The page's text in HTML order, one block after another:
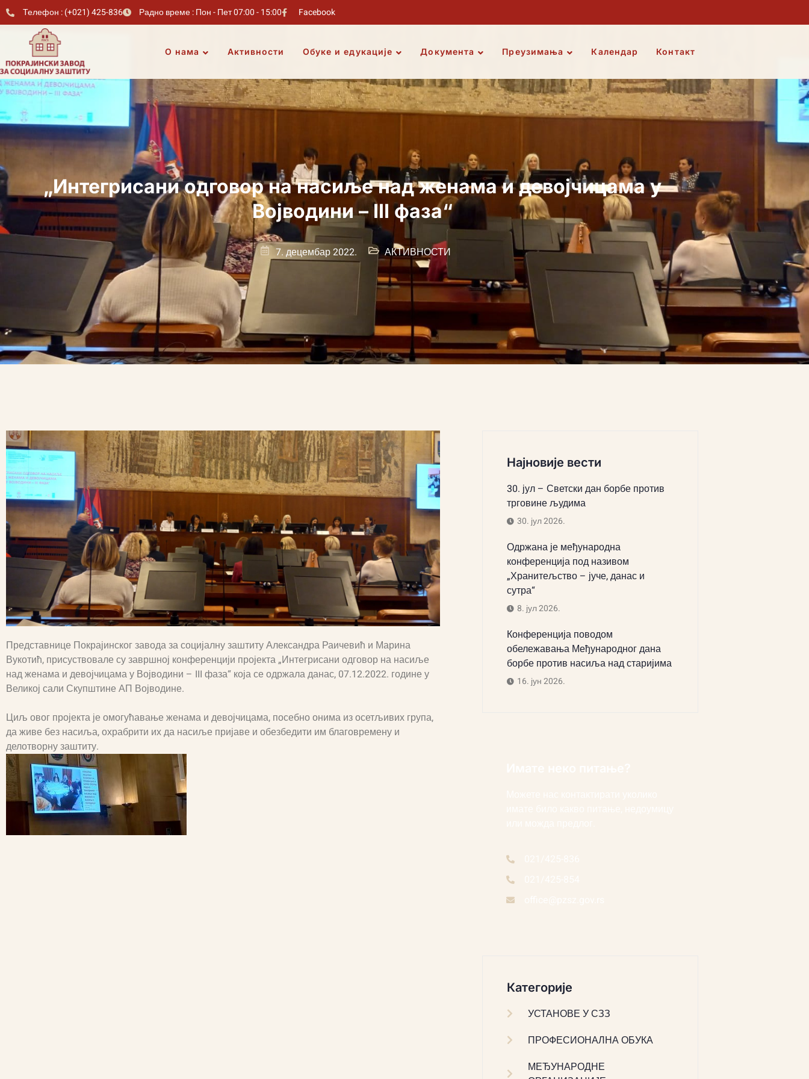
Телефон : (+021) 425-836 Радно време : Пон - Пет 07:00 - 15:00 Facebook
О нама Активности Обуке и едукације Документа Преузимања Календар Контакт
„Интегрисани одговор на насиље над женама и девојчицама у
Војводини – III фаза“
7. децембар 2022. АКТИВНОСТИ
Представнице Покрајинског завода за социјалну заштиту Александра Раичевић и Марина
Вукотић, присуствовале су завршној конференцији пројекта „Интегрисани одговор на насиље
над женама и девојчицама у Војводини – III фаза“ која се одржала данас, 07.12.2022. године у
Великој сали Скупштине АП Војводине.
Циљ овог пројекта је омогућавање женама и девојчицама, посебно онима из осетљивих група,
да живе без насиља, охрабрити их да насиље пријаве и обезбедити им благовремену и
делотворну заштиту.
Најновије вести
30. јул – Светски дан борбе против
трговине људима
30. јул 2026.
Одржана је међународна
конференција под називом
„Хранитељство – јуче, данас и
сутра“
8. јул 2026.
Конференција поводом
обележавања Међународног дана
борбе против насиља над старијима
16. јун 2026.
Категорије
УСТАНОВЕ У СЗЗ
ПРОФЕСИОНАЛНА ОБУКА
МЕЂУНАРОДНЕ